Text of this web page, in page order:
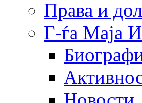
Права и
Г-ѓа Маја